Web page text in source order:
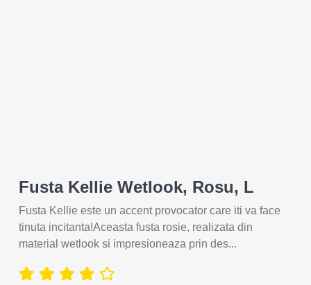
Fusta Kellie Wetlook, Rosu, L
Fusta Kellie este un accent provocator care iti va face
tinuta incitanta!Aceasta fusta rosie, realizata din
material wetlook si impresioneaza prin des...